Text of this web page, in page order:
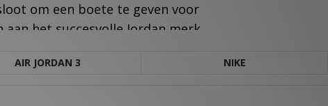
om een boete te geven voor
het succesvolle Jordan merk.
AIR JORDAN 3 NIKE